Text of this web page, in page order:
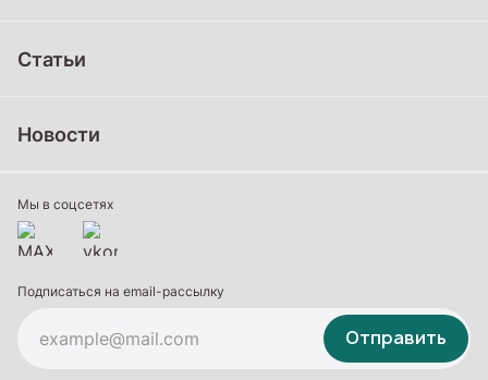
Дополнительное образование
Статьи
Новости
Мы в соцсетях
Подписаться на email-рассылку
Отправить